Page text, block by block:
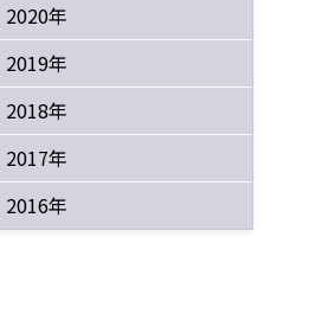
2020年
2019年
2018年
2017年
2016年